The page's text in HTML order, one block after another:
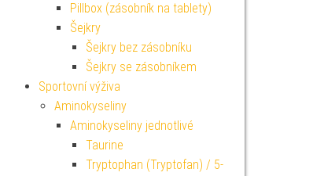
Pillbox (zásobník na tablety)
Šejkry
Šejkry bez zásobníku
Šejkry se zásobníkem
Sportovní výživa
Aminokyseliny
Aminokyseliny jednotlivé
Taurine
Tryptophan (Tryptofan) / 5-